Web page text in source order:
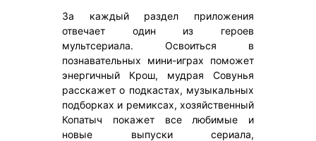
За каждый раздел приложения
отвечает один из героев
мультсериала. Освоиться в
познавательных мини-играх поможет
энергичный Крош, мудрая Совунья
расскажет о подкастах, музыкальных
подборках и ремиксах, хозяйственный
Копатыч покажет все любимые и
новые выпуски сериала,